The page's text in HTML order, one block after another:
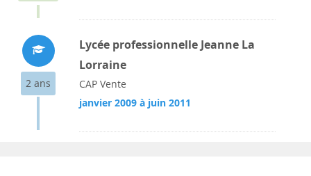
2 ans
Lycée professionnelle Jeanne La
Lorraine
CAP Vente
janvier 2009 à juin 2011